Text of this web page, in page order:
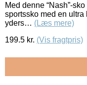
Med denne “Nash”-
sportssko med en
yders… (Læs mere)
199.5 kr. (Vis fragtpris)